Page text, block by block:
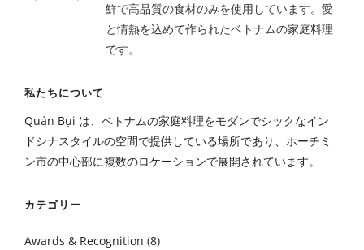
鮮で高品質の食材のみを使用しています。愛
と情熱を込めて作られたベトナムの家庭料理
です。
私たちについて
Quán Bụi は、ベトナムの家庭料理をモダンでシックなイン
ドシナスタイルの空間で提供している場所であり、ホーチミ
ン市の中心部に複数のロケーションで展開されています。
カテゴリー
Awards & Recognition (8)